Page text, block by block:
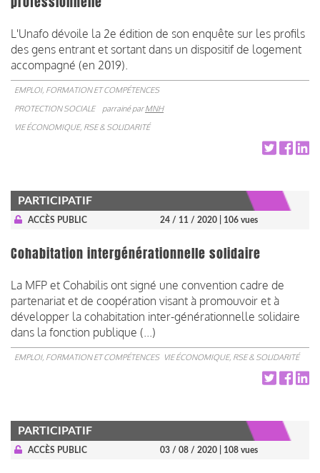
L'Unafo dévoile la 2e édition de son enquête sur les profils
des gens entrant et sortant dans un dispositif de logement
accompagné (en 2019).
EMPLOI, FORMATION ET COMPÉTENCES
PROTECTION SOCIALE
parrainé parMNH
VIE ÉCONOMIQUE, RSE & SOLIDARITÉ
PARTICIPATIF
ACCÈS PUBLIC 24 / 11 / 2020 | 106 vues
Cohabitation intergénérationnelle solidaire
La MFP et Cohabilis ont signé une convention cadre de
partenariat et de coopération visant à promouvoir et à
développer la cohabitation inter-générationnelle solidaire
dans la fonction publique (...)
EMPLOI, FORMATION ET COMPÉTENCES VIE ÉCONOMIQUE, RSE & SOLIDARITÉ
PARTICIPATIF
ACCÈS PUBLIC 03 / 08 / 2020 | 108 vues